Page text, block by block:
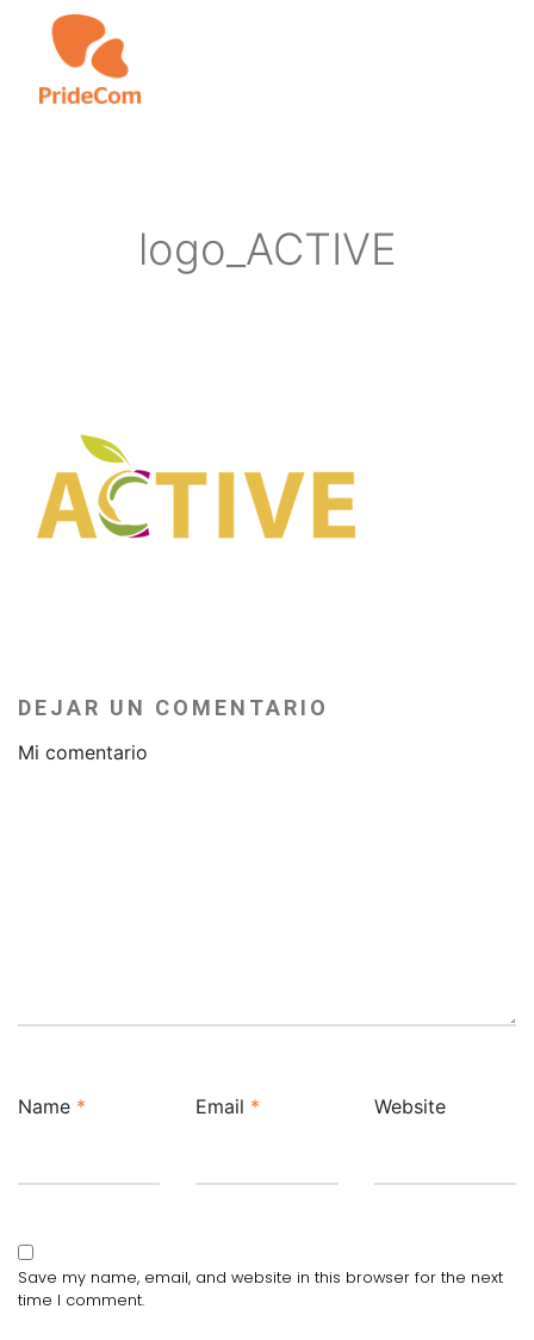
content
logo_ACTIVE
DEJAR UN COMENTARIO
Mi comentario
Name * Email * Website
Save my name, email, and website in this browser for the next
time I comment.